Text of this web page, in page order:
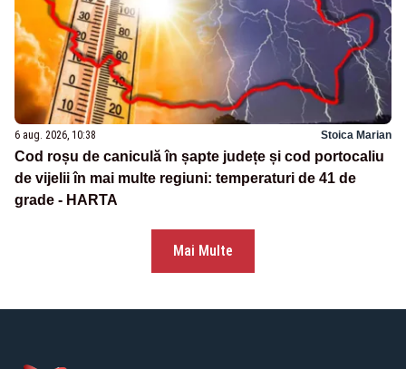
6 aug. 2026, 10:38 Stoica Marian
Cod roșu de caniculă în șapte județe și cod portocaliu
de vijelii în mai multe regiuni: temperaturi de 41 de
grade - HARTA
Mai Multe